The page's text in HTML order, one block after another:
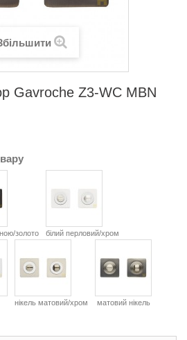
Gavroche Z3-WC MBN
золото білий перловий/хром
нікель матовий/хром матовий нікель